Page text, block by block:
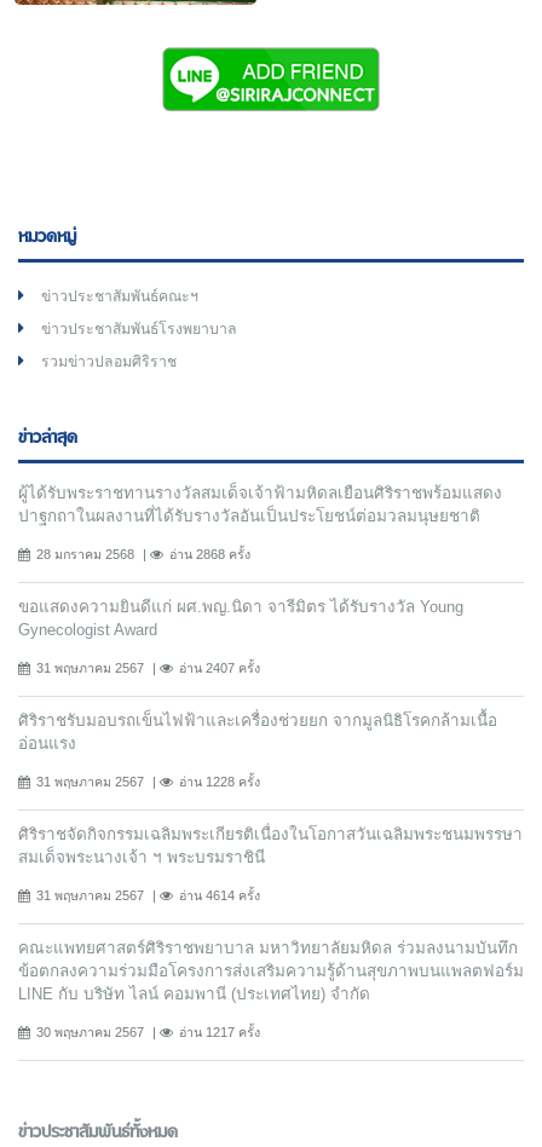
หมวดหมู่
ข่าวประชาสัมพันธ์คณะฯ
ข่าวประชาสัมพันธ์โรงพยาบาล
รวมข่าวปลอมศิริราช
ข่าวล่าสุด
ผู้ได้รับพระราชทานรางวัลสมเด็จเจ้าฟ้ามหิดลเยือนศิริราชพร้อมแสดง
ปาฐกถาในผลงานที่ได้รับรางวัลอันเป็นประโยชน์ต่อมวลมนุษยชาติ
28 มกราคม 2568 อ่าน 2868 ครั้ง
ขอแสดงความยินดีแก่ ผศ.พญ.นิดา จารีมิตร ได้รับรางวัล Young
Gynecologist Award
31 พฤษภาคม 2567 อ่าน 2407 ครั้ง
ศิริราชรับมอบรถเข็นไฟฟ้าและเครื่องช่วยยก จากมูลนิธิโรคกล้ามเนื้อ
อ่อนแรง
31 พฤษภาคม 2567 อ่าน 1228 ครั้ง
ศิริราชจัดกิจกรรมเฉลิมพระเกียรติเนื่องในโอกาสวันเฉลิมพระชนมพรรษา
สมเด็จพระนางเจ้า ฯ พระบรมราชินี
31 พฤษภาคม 2567 อ่าน 4614 ครั้ง
คณะแพทยศาสตร์ศิริราชพยาบาล มหาวิทยาลัยมหิดล ร่วมลงนามบันทึก
ข้อตกลงความร่วมมือโครงการส่งเสริมความรู้ด้านสุขภาพบนแพลตฟอร์ม
LINE กับ บริษัท ไลน์ คอมพานี (ประเทศไทย) จํากัด
30 พฤษภาคม 2567 อ่าน 1217 ครั้ง
ข่าวประชาสัมพันธ์ทั้งหมด